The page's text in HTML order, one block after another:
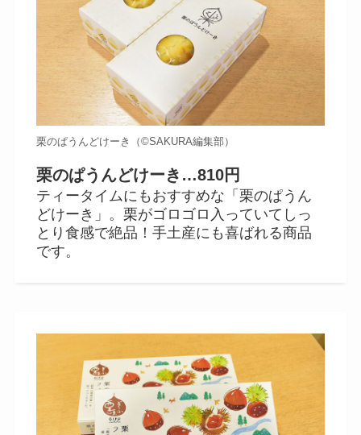
栗のぱうんどけーき（©️SAKURA編集部）
栗のぱうんどけーき…810円
ティータイムにもおすすめな「栗のぱうん
どけーき」。栗がゴロゴロ入っていてしっ
とり食感で絶品！手土産にも喜ばれる商品
です。